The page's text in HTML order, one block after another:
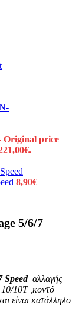
Original price
8,90€
5/6/7
Speedαλλαγής
10/10T ,κοντό
είναι κατάλληλο